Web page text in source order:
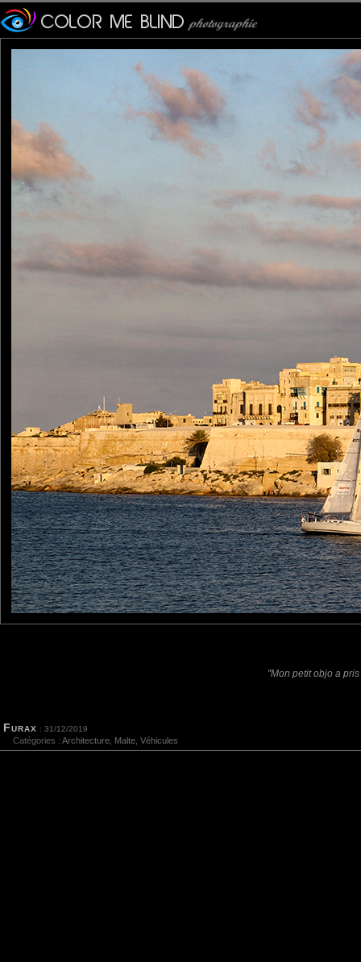
"Mon petit objo a
Furax : 31/12/2019
Catégories : Architecture Malte Véhicules
signé : la famille "COLOR
(Emmeji ma môman,
même Furax)
tce76
Merci pour tes bons
Que 2020 t'apporte
Très agréable moment
regarder. Merci de les
Pastelle: 31/03/2020
Quelle lumière !
Pour les voeux, merci
Laisser un commentaire
Nom
E-mail
Site